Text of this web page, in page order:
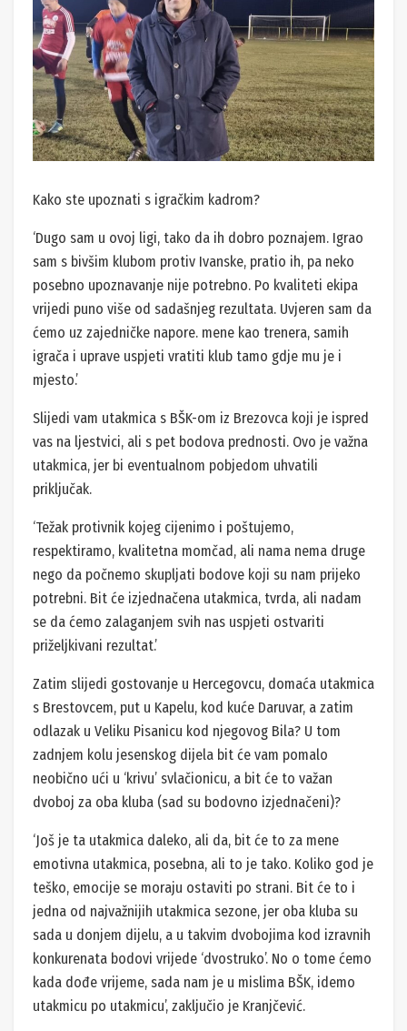
Kako ste upoznati s igračkim kadrom?
‘Dugo sam u ovoj ligi, tako da ih dobro poznajem. Igrao
sam s bivšim klubom protiv Ivanske, pratio ih, pa neko
posebno upoznavanje nije potrebno. Po kvaliteti ekipa
vrijedi puno više od sadašnjeg rezultata. Uvjeren sam da
ćemo uz zajedničke napore. mene kao trenera, samih
igrača i uprave uspjeti vratiti klub tamo gdje mu je i
mjesto.’
Slijedi vam utakmica s BŠK-om iz Brezovca koji je ispred
vas na ljestvici, ali s pet bodova prednosti. Ovo je važna
utakmica, jer bi eventualnom pobjedom uhvatili
priključak.
‘Težak protivnik kojeg cijenimo i poštujemo,
respektiramo, kvalitetna momčad, ali nama nema druge
nego da počnemo skupljati bodove koji su nam prijeko
potrebni. Bit će izjednačena utakmica, tvrda, ali nadam
se da ćemo zalaganjem svih nas uspjeti ostvariti
priželjkivani rezultat.’
Zatim slijedi gostovanje u Hercegovcu, domaća utakmica
s Brestovcem, put u Kapelu, kod kuće Daruvar, a zatim
odlazak u Veliku Pisanicu kod njegovog Bila? U tom
zadnjem kolu jesenskog dijela bit će vam pomalo
neobično ući u ‘krivu’ svlačionicu, a bit će to važan
dvoboj za oba kluba (sad su bodovno izjednačeni)?
‘Još je ta utakmica daleko, ali da, bit će to za mene
emotivna utakmica, posebna, ali to je tako. Koliko god je
teško, emocije se moraju ostaviti po strani. Bit će to i
jedna od najvažnijih utakmica sezone, jer oba kluba su
sada u donjem dijelu, a u takvim dvobojima kod izravnih
konkurenata bodovi vrijede ‘dvostruko’. No o tome ćemo
kada dođe vrijeme, sada nam je u mislima BŠK, idemo
utakmicu po utakmicu’, zaključio je Kranjčević.